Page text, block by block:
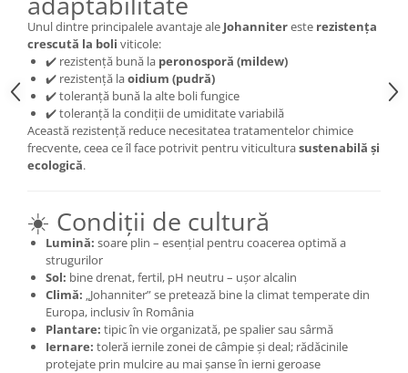
Unul dintre principalele avantaje ale Johannitereste rezistența
crescută la boli viticole:
✔️ rezistență bună la peronosporă (mildew)
✔️ rezistență laoidium (pudră)
✔️ toleranță bună la alte boli fungice
✔️ toleranță la condiții de umiditate variabilă
Această rezistență reduce necesitatea tratamentelor chimice
frecvente, ceea ce îl face potrivit pentru viticulturasustenabilă și
ecologică.
☀️ Condiții de cultură
Lumină: soare plin – esențial pentru coacerea optimă a
strugurilor
Sol: bine drenat, fertil, pH neutru – ușor alcalin
Climă: „Johanniter” se pretează bine la climat temperate din
Europa, inclusiv în România
Plantare: tipic în vie organizată, pe spalier sau sârmă
Iernare: toleră iernile zonei de câmpie și deal; rădăcinile
protejate prin mulcire au mai șanse în ierni geroase